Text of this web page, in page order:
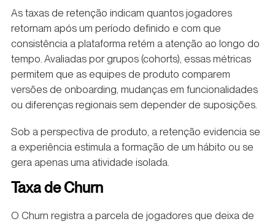
As taxas de retenção indicam quantos jogadores
retornam após um período definido e com que
consistência a plataforma retém a atenção ao longo do
tempo. Avaliadas por grupos (cohorts), essas métricas
permitem que as equipes de produto comparem
versões de onboarding, mudanças em funcionalidades
ou diferenças regionais sem depender de suposições.
Sob a perspectiva de produto, a retenção evidencia se
a experiência estimula a formação de um hábito ou se
gera apenas uma atividade isolada.
Taxa de Churn
O Churn registra a parcela de jogadores que deixa de